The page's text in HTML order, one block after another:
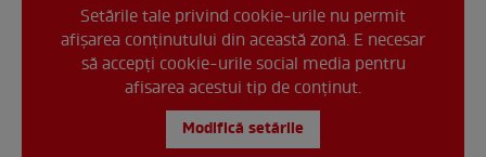
Setările tale privind cookie-urile nu permit
afișarea conținutului din această zonă. E necesar
să accepți cookie-urile social media pentru
afisarea acestui tip de conținut.
Modifică setările